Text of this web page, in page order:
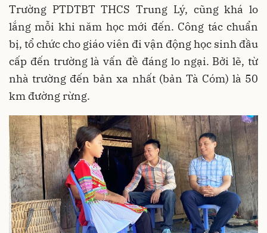
Trường PTDTBT THCS Trung Lý, cũng khá lo
lắng mỗi khi năm học mới đến. Công tác chuẩn
bị, tổ chức cho giáo viên đi vận động học sinh đầu
cấp đến trường là vấn đề đáng lo ngại. Bởi lẽ, từ
nhà trường đến bản xa nhất (bản Tà Cóm) là 50
km đường rừng.